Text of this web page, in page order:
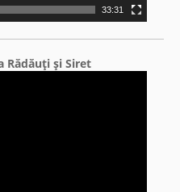
33:31
Rădăuţi şi Siret